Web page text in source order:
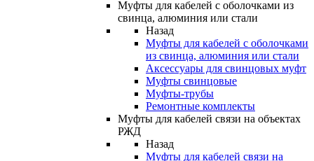
Муфты для кабелей с оболочками из
свинца, алюминия или стали
Назад
Муфты для кабелей с оболочками
из свинца, алюминия или стали
Аксессуары для свинцовых муфт
Муфты свинцовые
Муфты-трубы
Ремонтные комплекты
Муфты для кабелей связи на объектах
РЖД
Назад
Муфты для кабелей связи на